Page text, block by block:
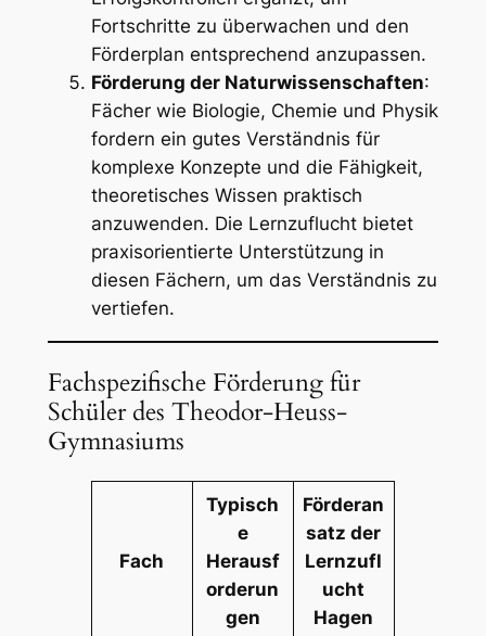
Fortschritte zu überwachen und den
Förderplan entsprechend anzupassen.
Förderung der Naturwissenschaften:
Fächer wie Biologie, Chemie und Physik
fordern ein gutes Verständnis für
komplexe Konzepte und die Fähigkeit,
theoretisches Wissen praktisch
anzuwenden. Die Lernzuflucht bietet
praxisorientierte Unterstützung in
diesen Fächern, um das Verständnis zu
vertiefen.
Fachspezifische Förderung für
Schüler des Theodor-Heuss-
Gymnasiums
Fach
Typisch
e
Herausf
orderun
gen
Förderan
satz der
Lernzufl
ucht
Hagen